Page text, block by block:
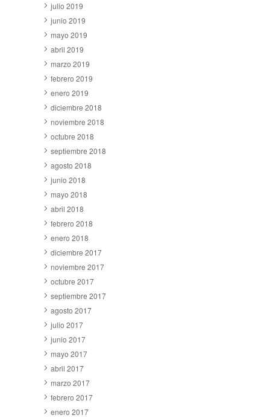
julio 2019
junio 2019
mayo 2019
abril 2019
marzo 2019
febrero 2019
enero 2019
diciembre 2018
noviembre 2018
octubre 2018
septiembre 2018
agosto 2018
junio 2018
mayo 2018
abril 2018
febrero 2018
enero 2018
diciembre 2017
noviembre 2017
octubre 2017
septiembre 2017
agosto 2017
julio 2017
junio 2017
mayo 2017
abril 2017
marzo 2017
febrero 2017
enero 2017